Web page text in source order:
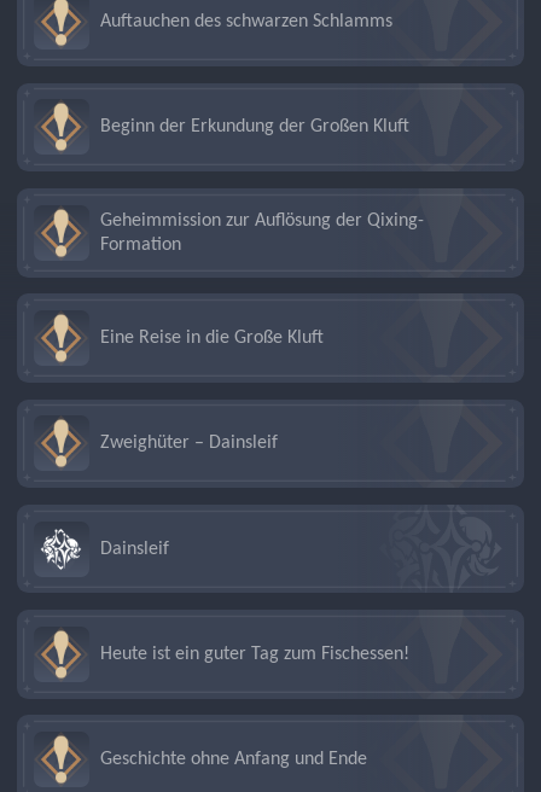
Auftauchen des schwarzen Schlamms
Beginn der Erkundung der Großen Kluft
Geheimmission zur Auflösung der Qixing-
Formation
Eine Reise in die Große Kluft
Zweighüter – Dainsleif
Dainsleif
Heute ist ein guter Tag zum Fischessen!
Geschichte ohne Anfang und Ende